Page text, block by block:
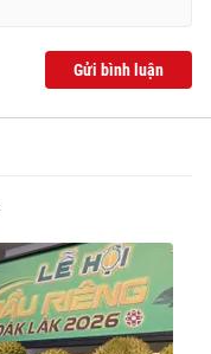
Gửi bình luận